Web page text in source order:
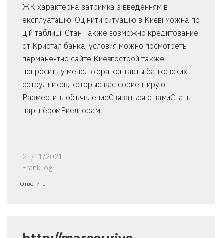
ЖК характерна затримка з введенням в
експлуатацію. Оцінити ситуацію в Києві можна по
цій таблиці: Стан Также возможно кредитование
от Кристал банка, условия можно посмотреть
перманентно сайте Киевгострой также
попросить у менеджера контакты банковских
сотрудников, которые вас сориентируют.
Разместить объявлениеСвязаться с намиСтать
партнёромРиелторам
21/11/2021
FrankLog
Ответить